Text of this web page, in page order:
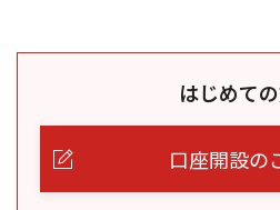
はじめて
口座開設の